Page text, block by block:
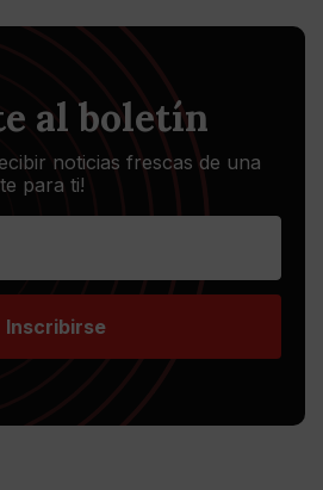
al boletín
noticias frescas de una
para ti!
Inscribirse